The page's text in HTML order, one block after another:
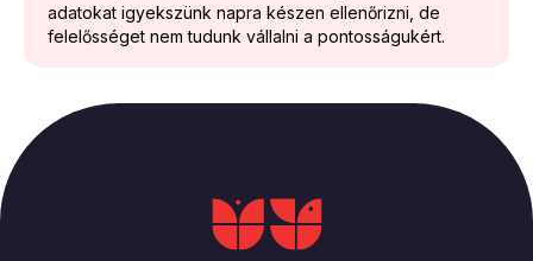
adatokat igyekszünk napra készen ellenőrizni, de
felelősséget nem tudunk vállalni a pontosságukért.